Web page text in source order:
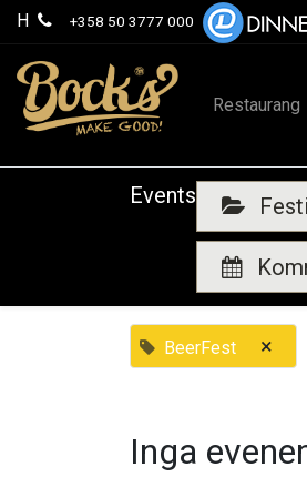
H +358 50 3777 000
Restaurang
Events
BeerFest ×
Inga